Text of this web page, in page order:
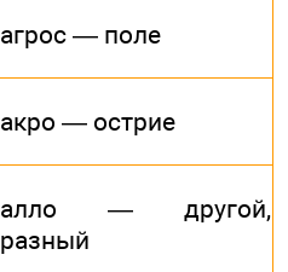
агрос — поле
акро — острие
алло — другой,
разный